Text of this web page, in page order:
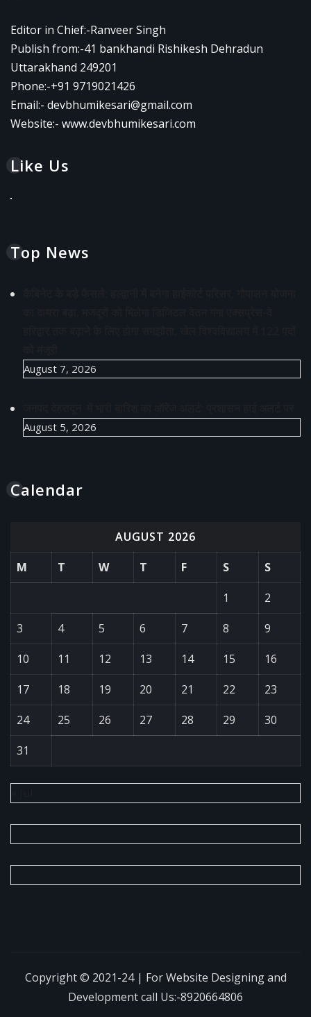
Editor in Chief:-Ranveer Singh
Publish from:-41 bankhandi Rishikesh Dehradun
Uttarakhand 249201
Phone:-+91 9719021426
Email:- devbhumikesari@gmail.com
Website:- www.devbhumikesari.com
Like Us
Top News
August 7, 2026
August 5, 2026
Calendar
AUGUST 2026
M
T W T F S
S
1
2
3
4 5 6 7 8
9
10
11 12 13 14 15
16
17
18 19 20 21 22
23
24
25 26 27 28 29
30
31
Copyright © 2021-24 | For Website Designing and
Development call Us:-8920664806